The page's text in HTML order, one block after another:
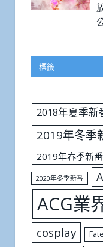
標籤
2018年夏季新
2019年冬季
2019年春季新番
2020年冬季新番
ACG業
cosplay